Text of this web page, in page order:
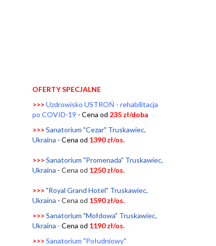
OFERTY SPECJALNE
>>>Uzdrowisko USTROŃ - rehabilitacja
po COVID-19 - Cena od 235 zł/doba
>>>Sanatorium "Cezar" Truskawiec,
Ukraina - Cena od 1390 zł/os.
>>> Sanatorium "Promenada" Truskawiec,
Ukraina - Cena od 1250 zł/os.
>>>"Royal Grand Hotel" Truskawiec,
Ukraina - Cena od 1590zł/os.
>>> Sanatorium "Mołdowa" Truskawiec,
Ukraina - Cena od 1190 zł/os.
>>> Sanatorium "Południowy"